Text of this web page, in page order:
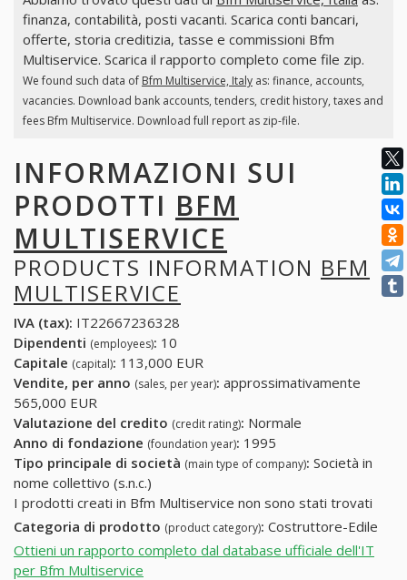
finanza, contabilità, posti vacanti. Scarica conti bancari,
offerte, storia creditizia, tasse e commissioni Bfm
Multiservice. Scarica il rapporto completo come file zip.
We found such data of Bfm Multiservice, Italyas: finance, accounts,
vacancies. Download bank accounts, tenders, credit history, taxes and
fees Bfm Multiservice. Download full report as zip-file.
INFORMAZIONI SUI
PRODOTTI BFM
MULTISERVICE
PRODUCTS INFORMATION BFM
MULTISERVICE
IVA (tax): IT22667236328
Dipendenti (employees): 10
Capitale (capital): 113,000 EUR
Vendite, per anno (sales, per year): approssimativamente
565,000 EUR
Valutazione del credito (credit rating): Normale
Anno di fondazione (foundation year): 1995
Tipo principale di società (main type of company): Società in
nome collettivo (s.n.c.)
I prodotti creati in Bfm Multiservice non sono stati trovati
Categoria di prodotto (product category): Costruttore-Edile
Ottieni un rapporto completo dal database ufficiale dell'IT
per Bfm Multiservice